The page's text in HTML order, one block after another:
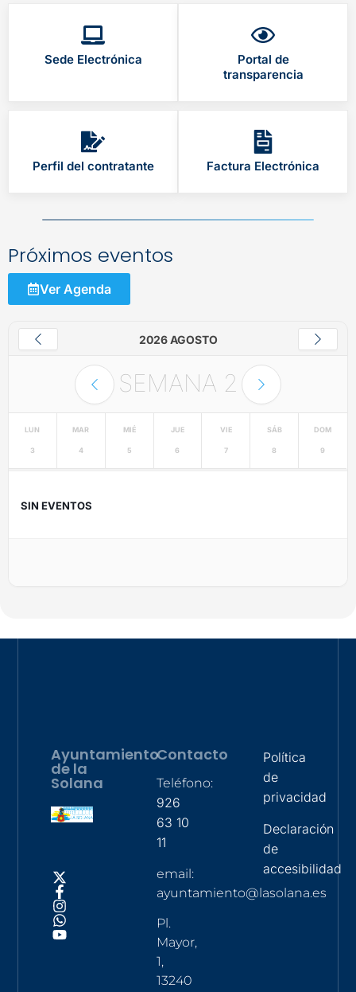
Sede Electrónica
Portal de
transparencia
Perfil del contratante Factura Electrónica
Próximos eventos
Ver Agenda
2026 AGOSTO
SEMANA 2
LUN
3
MAR
4
MIÉ
5
JUE
6
VIE
7
SÁB
8
DOM
9
SIN EVENTOS
Ayuntamiento
de la
Solana
Contacto
Teléfono:
926
63 10
11
email:
ayuntamiento@lasolana.es
Pl.
Mayor,
1,
13240
Política
de
privacidad
Declaración
de
accesibilidad